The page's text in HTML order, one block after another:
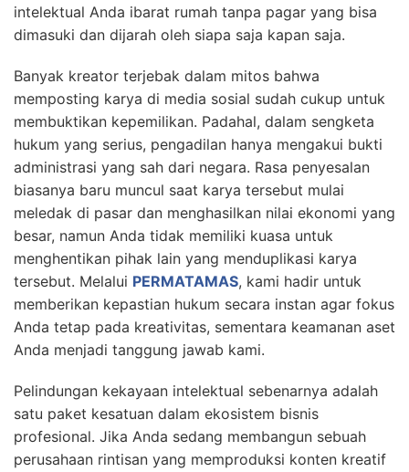
intelektual Anda ibarat rumah tanpa pagar yang bisa
dimasuki dan dijarah oleh siapa saja kapan saja.
Banyak kreator terjebak dalam mitos bahwa
memposting karya di media sosial sudah cukup untuk
membuktikan kepemilikan. Padahal, dalam sengketa
hukum yang serius, pengadilan hanya mengakui bukti
administrasi yang sah dari negara. Rasa penyesalan
biasanya baru muncul saat karya tersebut mulai
meledak di pasar dan menghasilkan nilai ekonomi yang
besar, namun Anda tidak memiliki kuasa untuk
menghentikan pihak lain yang menduplikasi karya
tersebut. Melalui PERMATAMAS, kami hadir untuk
memberikan kepastian hukum secara instan agar fokus
Anda tetap pada kreativitas, sementara keamanan aset
Anda menjadi tanggung jawab kami.
Pelindungan kekayaan intelektual sebenarnya adalah
satu paket kesatuan dalam ekosistem bisnis
profesional. Jika Anda sedang membangun sebuah
perusahaan rintisan yang memproduksi konten kreatif